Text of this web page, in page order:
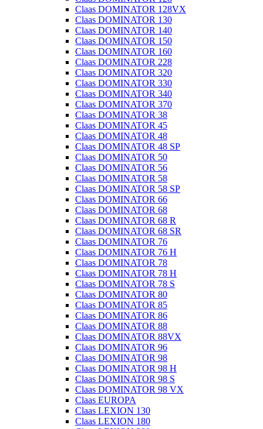
Claas DOMINATOR 128VX
Claas DOMINATOR 130
Claas DOMINATOR 140
Claas DOMINATOR 150
Claas DOMINATOR 160
Claas DOMINATOR 228
Claas DOMINATOR 320
Claas DOMINATOR 330
Claas DOMINATOR 340
Claas DOMINATOR 370
Claas DOMINATOR 38
Claas DOMINATOR 45
Claas DOMINATOR 48
Claas DOMINATOR 48 SP
Claas DOMINATOR 50
Claas DOMINATOR 56
Claas DOMINATOR 58
Claas DOMINATOR 58 SP
Claas DOMINATOR 66
Claas DOMINATOR 68
Claas DOMINATOR 68 R
Claas DOMINATOR 68 SR
Claas DOMINATOR 76
Claas DOMINATOR 76 H
Claas DOMINATOR 78
Claas DOMINATOR 78 H
Claas DOMINATOR 78 S
Claas DOMINATOR 80
Claas DOMINATOR 85
Claas DOMINATOR 86
Claas DOMINATOR 88
Claas DOMINATOR 88VX
Claas DOMINATOR 96
Claas DOMINATOR 98
Claas DOMINATOR 98 H
Claas DOMINATOR 98 S
Claas DOMINATOR 98 VX
Claas EUROPA
Claas LEXION 130
Claas LEXION 180